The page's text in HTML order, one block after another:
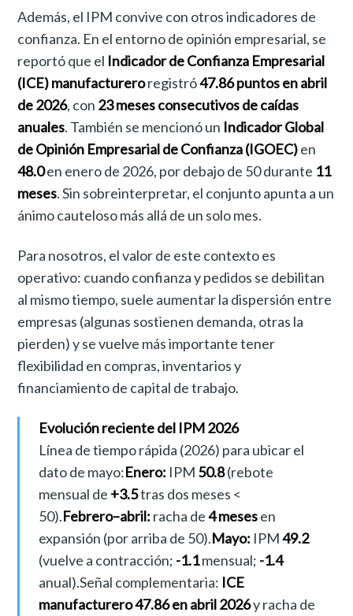
Además, el IPM convive con otros indicadores de
confianza. En el entorno de opinión empresarial, se
reportó que el Indicador de Confianza Empresarial
(ICE) manufactureroregistró47.86 puntos en abril
de 2026, con 23 meses consecutivos de caídas
anuales. También se mencionó un Indicador Global
de Opinión Empresarial de Confianza (IGOEC)en
48.0en enero de 2026, por debajo de 50 durante 11
meses. Sin sobreinterpretar, el conjunto apunta a un
ánimo cauteloso más allá de un solo mes.
Para nosotros, el valor de este contexto es
operativo: cuando confianza y pedidos se debilitan
al mismo tiempo, suele aumentar la dispersión entre
empresas (algunas sostienen demanda, otras la
pierden) y se vuelve más importante tener
flexibilidad en compras, inventarios y
financiamiento de capital de trabajo.
Evolución reciente del IPM 2026
Línea de tiempo rápida (2026) para ubicar el
dato de mayo:Enero: IPM 50.8(rebote
mensual de +3.5tras dos meses <
50).Febrero–abril: racha de4 mesesen
expansión (por arriba de 50).Mayo: IPM49.2
(vuelve a contracción; -1.1mensual; -1.4
anual).Señal complementaria: ICE
manufacturero 47.86 en abril 2026y racha de